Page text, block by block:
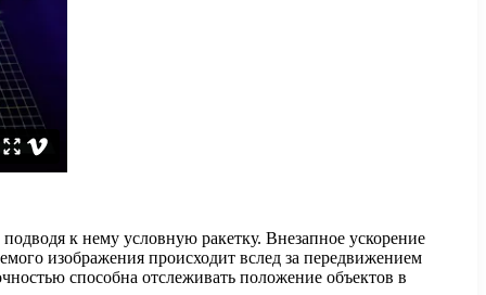
к нему условную ракетку. Внезапное ускорение
изображения происходит вслед за передвижением
способна отслеживать положение объектов в